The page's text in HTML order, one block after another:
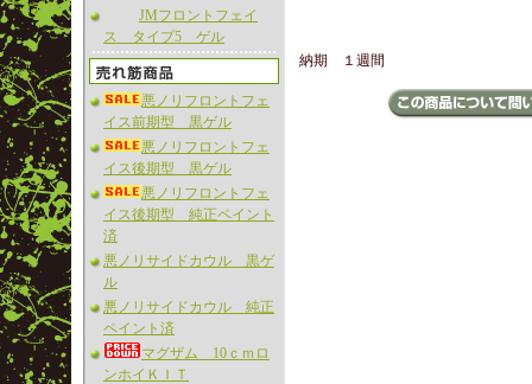
JMフロントフェイ
ス タイプ5 ゲル
悪ノリフロントフェ
イス前期型 黒ゲル
悪ノリフロントフェ
イス後期型 黒ゲル
悪ノリフロントフェ
イス後期型 純正ペイント
済
悪ノリサイドカウル 黒ゲ
ル
悪ノリサイドカウル 純正
ペイント済
マグザム 10ｃｍロ
ンホイＫＩＴ
納期 １週間